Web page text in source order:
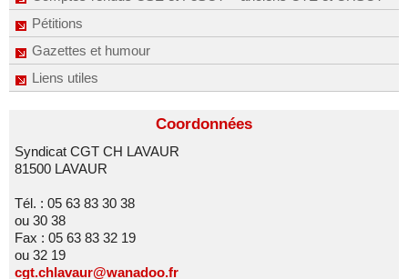
Pétitions
Gazettes et humour
Liens utiles
Coordonnées
Syndicat CGT CH LAVAUR
81500 LAVAUR
Tél. : 05 63 83 30 38
ou 30 38
Fax : 05 63 83 32 19
ou 32 19
cgt.chlavaur@wanadoo.fr